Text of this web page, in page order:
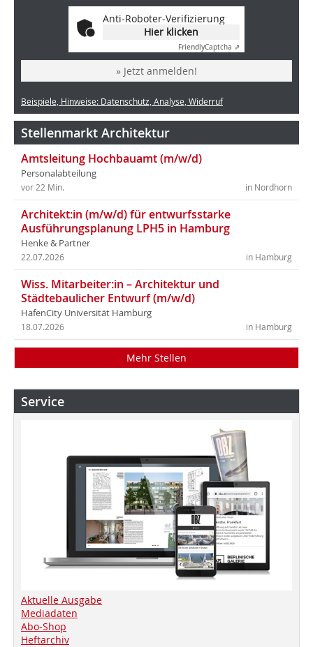
Anti-Roboter-Verifizierung
Hier klicken
FriendlyCaptcha ⇗
» Jetzt anmelden!
Beispiele, Hinweise: Datenschutz, Analyse, Widerruf
Stellenmarkt Architektur
Amtsleitung Hochbauamt (m/w/d)
Personalabteilung
in Nordhorn
vor 22 Min.
Architekt:in (m/w/d) für entwurfsstarke
Ausführungsplanung LPH5 in Hamburg
Henke & Partner
in Hamburg
22.07.2026
Wiss. Mitarbeiter:in – Architektur und
Städtebaulicher Entwurf (m/w/d)
HafenCity Universität Hamburg
in Hamburg
18.07.2026
Mehr Stellen
Service
Aktuelle Ausgabe
Mediadaten
Abo-Shop
Heftarchiv